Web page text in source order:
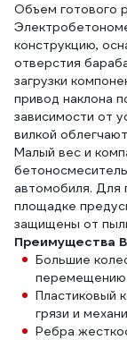
Объем готового
конструкцию,
отверстия
загрузки
привод наклона
зависимости от
вилкой
Малый вес и
автомобиля. Для
площадке
защищены от
Преимущества
Большие
перемещению
Пластиковый
грязи и
Ребра